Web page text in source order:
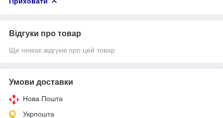
Відгуки про товар
Ще немає відгуків про цей товар
Умови доставки
Нова Пошта
Укрпошта